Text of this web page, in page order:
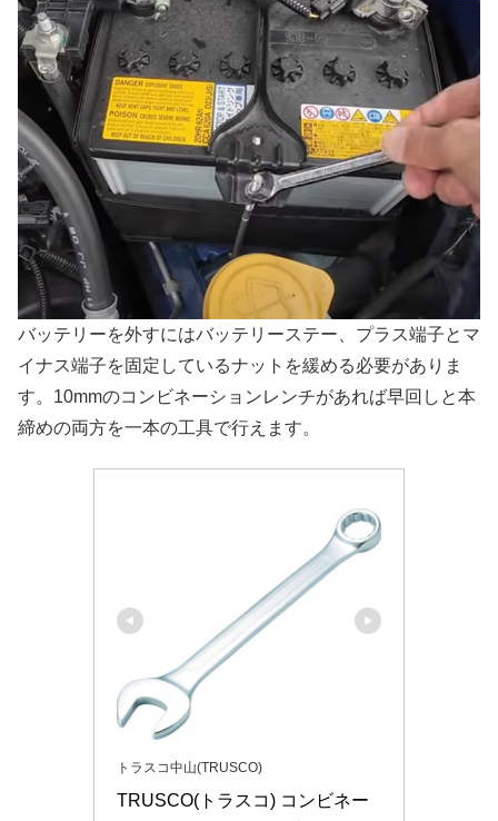
バッテリーを外すにはバッテリーステー、プラス端子とマ
イナス端子を固定しているナットを緩める必要がありま
す。10mmのコンビネーションレンチがあれば早回しと本
締めの両方を一本の工具で行えます。
トラスコ中山(TRUSCO)
TRUSCO(トラスコ) コンビネー